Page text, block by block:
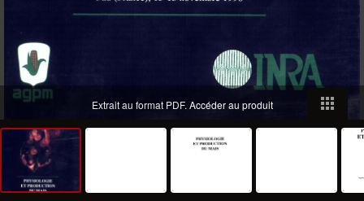
Extrait au format PDF. Accéder au produit